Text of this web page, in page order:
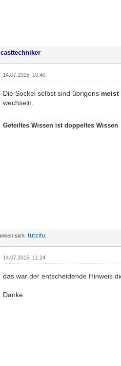
14.07.2015, 10:40
Die Sockel selbst sind übrigens meist
wechseln.
Geteiltes Wissen ist doppeltes Wissen
sich: tutzitu
14.07.2015, 11:24
das war der entscheidende Hinweis
Danke